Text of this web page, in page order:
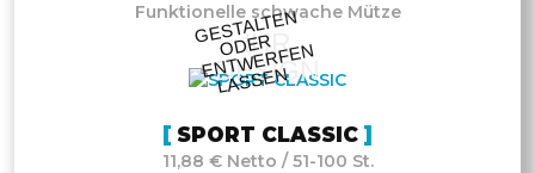
Funktionelle schwache Mütze
IHR
DESIGN
GESTALTE
N
O
DE
R
E
NT
WE
RFE
N
LASSE
N
SPORT CLASSIC
11,88 € Netto / 51-100 St.